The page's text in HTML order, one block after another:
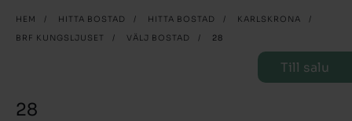
HEM / HITTA BOSTAD / HITTA BOSTAD / KARLSKRONA
/
BRF KUNGSLJUSET
/ VÄLJ BOSTAD / 28
Till salu
28